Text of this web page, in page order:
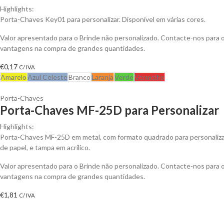
Highlights:
Porta-Chaves Key01 para personalizar. Disponível em várias cores.
Valor apresentado para o Brinde não personalizado. Contacte-nos para
vantagens na compra de grandes quantidades.
€0,17 C/ IVA
AmareloAzul CelesteBrancoLaranjaVerdeVermelho
Porta-Chaves
Porta-Chaves MF-25D para Personalizar
Highlights:
Porta-Chaves MF-25D em metal, com formato quadrado para
de papel, e tampa em acrílico.
Valor apresentado para o Brinde não personalizado. Contacte-nos para
vantagens na compra de grandes quantidades.
€1,81 C/ IVA